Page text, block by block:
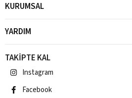
KURUMSAL
YARDIM
TAKİPTE KAL
Instagram
Facebook